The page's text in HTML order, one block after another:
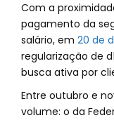
Com a
pagamento da
salário, em 20 de
regularização de
busca ativa por
Entre outubro e
volume: o da